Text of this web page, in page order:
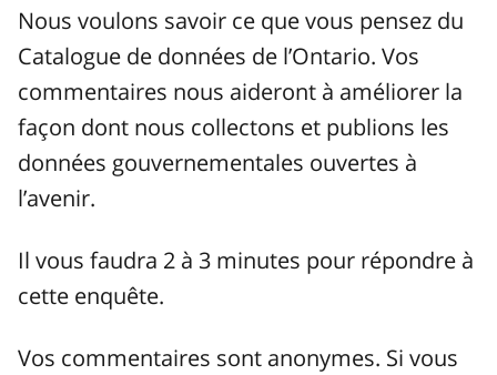
Nous voulons savoir ce que vous pensez du
Catalogue de données de l’Ontario. Vos
commentaires nous aideront à améliorer la
façon dont nous collectons et publions les
données gouvernementales ouvertes à
l’avenir.
Il vous faudra 2 à 3 minutes pour répondre à
cette enquête.
Vos commentaires sont anonymes. Si vous